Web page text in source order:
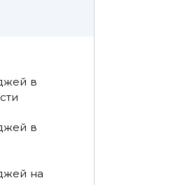
в
в
на